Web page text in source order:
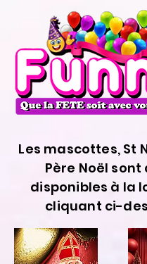
Les mascottes, St
Père Noël sont
disponibles à la
cliquant ci-